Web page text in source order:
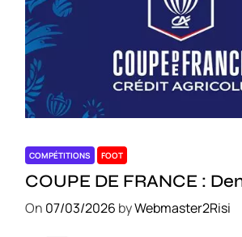
COMPÉTITIONS FOOT
COUPE DE FRANCE :
On 07/03/2026 byWebmaster2Risi